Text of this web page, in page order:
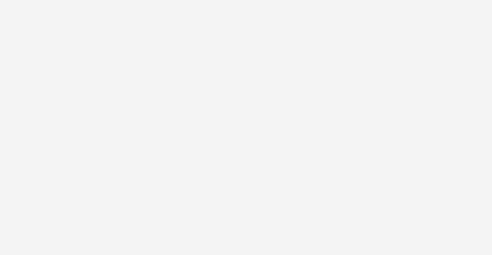
ALLGRIP AT Comfort+
6,1 l/100 km; kombinierter Wert der CO2-Emission: 141
CO2-Emission: 102 g/km; CO2-Klasse: C.
Comfort+
plus 1,0 l/100 km; gewichtet kombinierter Wert der